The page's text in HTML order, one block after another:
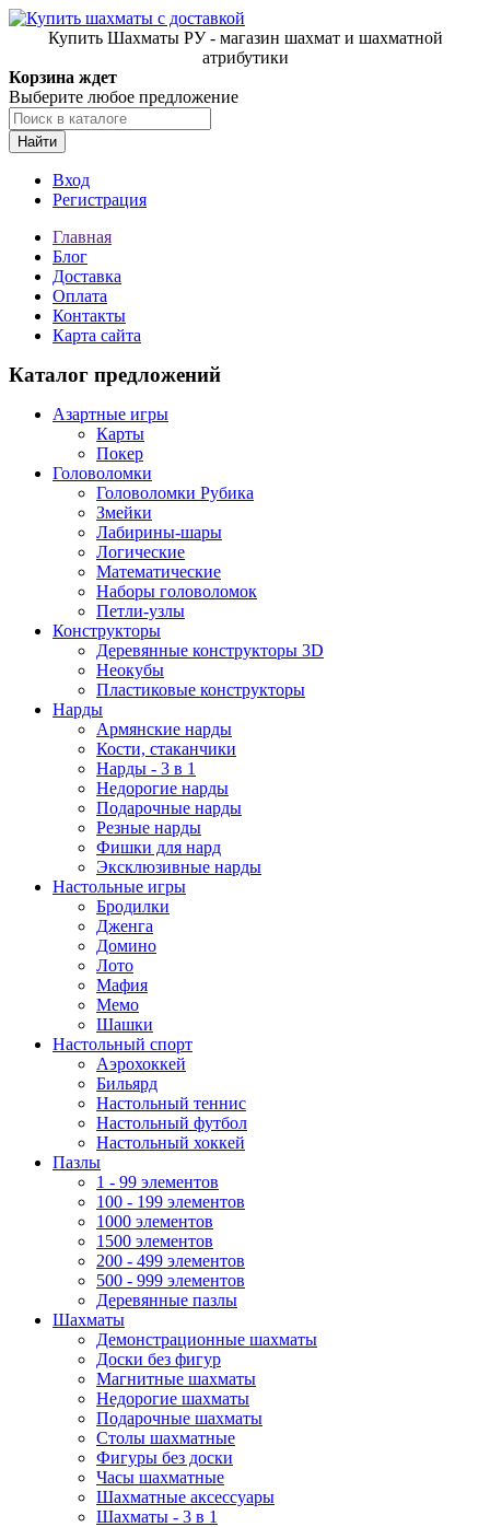
Купить Шахматы РУ - магазин шахмат и шахматной
атрибутики
Корзина ждет
Выберите любое предложение
Найти
Вход
Регистрация
Главная
Блог
Доставка
Оплата
Контакты
Карта сайта
Каталог предложений
Азартные игры
Карты
Покер
Головоломки
Головоломки Рубика
Змейки
Лабирины-шары
Логические
Математические
Наборы головоломок
Петли-узлы
Конструкторы
Деревянные конструкторы 3D
Неокубы
Пластиковые конструкторы
Нарды
Армянские нарды
Кости, стаканчики
Нарды - 3 в 1
Недорогие нарды
Подарочные нарды
Резные нарды
Фишки для нард
Эксклюзивные нарды
Настольные игры
Бродилки
Дженга
Домино
Лото
Мафия
Мемо
Шашки
Настольный спорт
Аэрохоккей
Бильярд
Настольный теннис
Настольный футбол
Настольный хоккей
Пазлы
1 - 99 элементов
100 - 199 элементов
1000 элементов
1500 элементов
200 - 499 элементов
500 - 999 элементов
Деревянные пазлы
Шахматы
Демонстрационные шахматы
Доски без фигур
Магнитные шахматы
Недорогие шахматы
Подарочные шахматы
Столы шахматные
Фигуры без доски
Часы шахматные
Шахматные аксессуары
Шахматы - 3 в 1